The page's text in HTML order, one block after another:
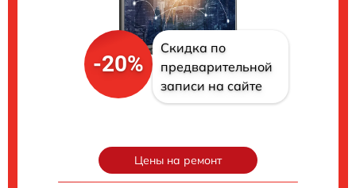
-20%
Скидка по
предварительной
записи на сайте
Цены на ремонт